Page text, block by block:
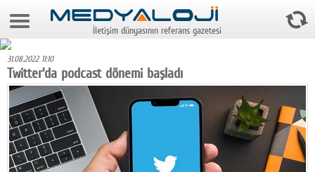
9 Ağustos 2026 12:33:59
Foto Galeri
Video Galeri
Gazeteler
Medya
İletişim dünyasının referans gazetesi
31.08.2022 11:10
Twitter'da podcast dönemi başladı